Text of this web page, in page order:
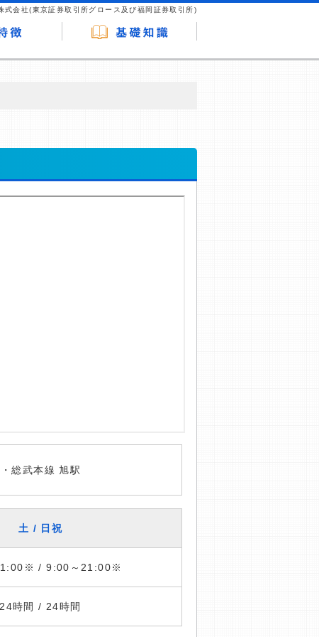
式会社(東京証券取引所グロース及び福岡証券取引所)
総武本線 旭駅
土 / 日祝
/ 9:00～21:00※
24時間 / 24時間